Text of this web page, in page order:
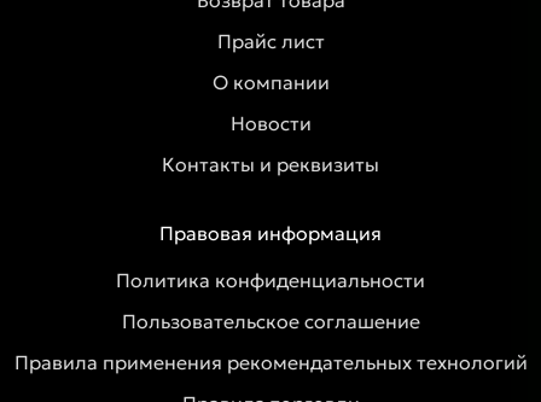
Прайс лист
О компании
Новости
Контакты и реквизиты
Правовая информация
Политика конфиденциальности
Пользовательское соглашение
Правила применения рекомендательных технологий